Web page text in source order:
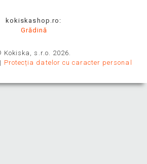
kokiskashop.ro:
Grădină
Kokiska, s.r.o. 2026.
Protecția datelor cu caracter personal